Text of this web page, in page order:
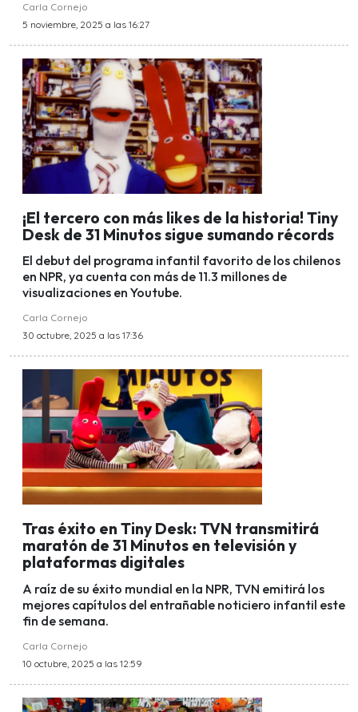
Carla Cornejo
5 noviembre, 2025 a las 16:27
¡El tercero con más likes de la historia! Tiny
Desk de 31 Minutos sigue sumando récords
El debut del programa infantil favorito de los chilenos
en NPR, ya cuenta con más de 11.3 millones de
visualizaciones en Youtube.
Carla Cornejo
30 octubre, 2025 a las 17:36
Tras éxito en Tiny Desk: TVN transmitirá
maratón de 31 Minutos en televisión y
plataformas digitales
A raíz de su éxito mundial en la NPR, TVN emitirá los
mejores capítulos del entrañable noticiero infantil este
fin de semana.
Carla Cornejo
10 octubre, 2025 a las 12:59